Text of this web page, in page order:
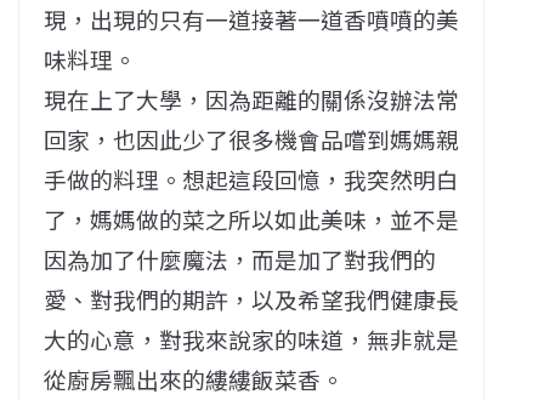
現，出現的只有一道接著一道香噴噴的美
味料理。
現在上了大學，因為距離的關係沒辦法常
回家，也因此少了很多機會品嚐到媽媽親
手做的料理。想起這段回憶，我突然明白
了，媽媽做的菜之所以如此美味，並不是
因為加了什麼魔法，而是加了對我們的
愛、對我們的期許，以及希望我們健康長
大的心意，對我來說家的味道，無非就是
從廚房飄出來的縷縷飯菜香。